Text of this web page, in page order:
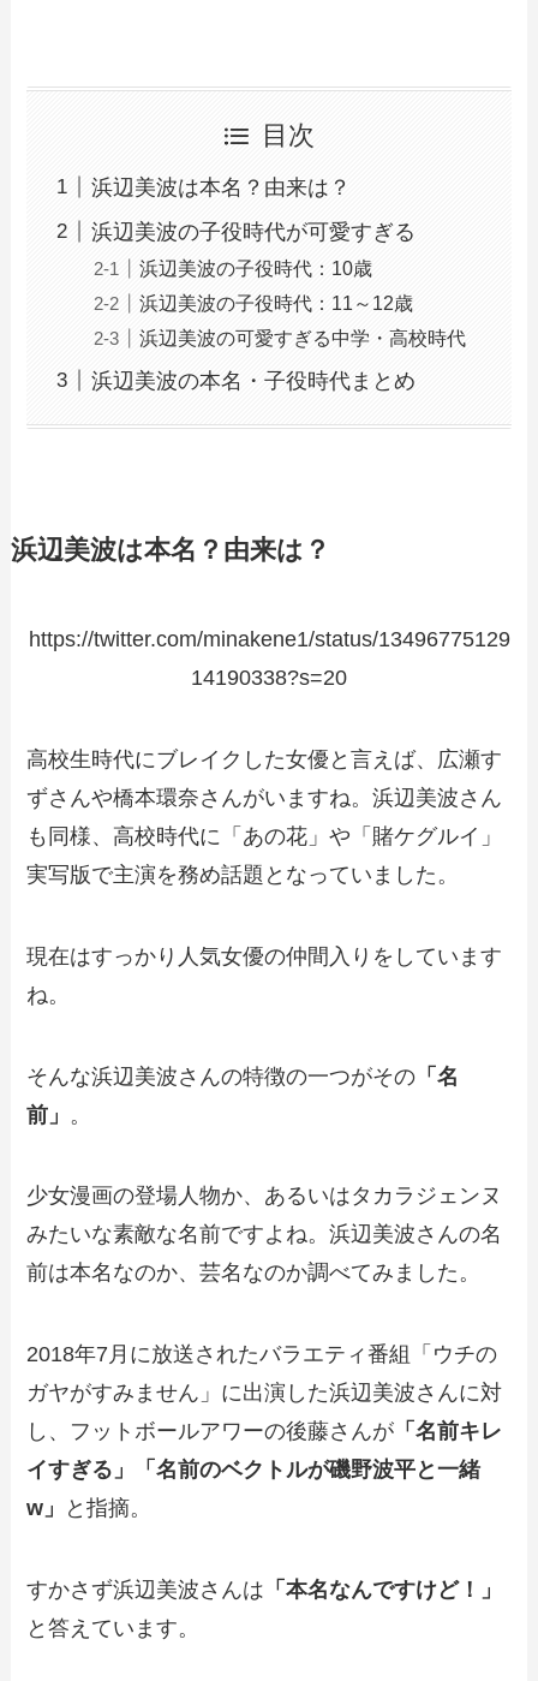
目次
浜辺美波は本名？由来は？
浜辺美波の子役時代が可愛すぎる
浜辺美波の子役時代：10歳
浜辺美波の子役時代：11～12歳
浜辺美波の可愛すぎる中学・高校時代
浜辺美波の本名・子役時代まとめ
浜辺美波は本名？由来は？
https://twitter.com/minakene1/status/13496775129
14190338?s=20
高校生時代にブレイクした女優と言えば、広瀬す
ずさんや橋本環奈さんがいますね。浜辺美波さん
も同様、高校時代に「あの花」や「賭ケグルイ」
実写版で主演を務め話題となっていました。
現在はすっかり人気女優の仲間入りをしています
ね。
そんな浜辺美波さんの特徴の一つがその 「名
前」 。
少女漫画の登場人物か、あるいはタカラジェンヌ
みたいな素敵な名前ですよね。浜辺美波さんの名
前は本名なのか、芸名なのか調べてみました。
2018年7月に放送されたバラエティ番組「ウチの
ガヤがすみません」に出演した浜辺美波さんに対
し、フットボールアワーの後藤さんが 「名前キレ
イすぎる」「名前のベクトルが磯野波平と一緒
w」
と指摘。
すかさず浜辺美波さんは 「本名なんですけど！」
と答えています。